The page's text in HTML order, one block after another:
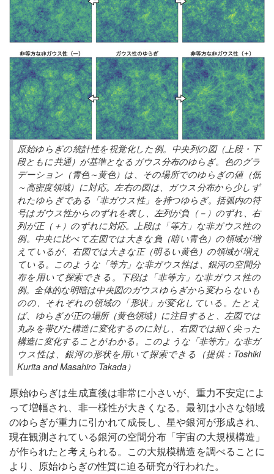
原始ゆらぎの統計性を視覚化した例。中央列の図（上段・下
段ともに共通）が基準となるガウス分布のゆらぎ。色のグラ
デーション（青色～黄色）は、その場所でのゆらぎの値（低
～高密度領域）に対応。左右の図は、ガウス分布から少しず
れたゆらぎである「非ガウス性」を持つゆらぎ。括弧内の符
号はガウス性からのずれを表し、左列が負（－）のずれ、右
列が正（＋）のずれに対応。上段は「等方」な非ガウス性の
例。中央に比べて左図では大きな負（暗い青色）の領域が増
えているが、右図では大きな正（明るい黄色）の領域が増え
ている。このような「等方」な非ガウス性は、銀河の空間分
布を用いて探索できる。下段は「非等方」な非ガウス性の
例。全体的な明暗は中央図のガウスゆらぎから変わらないも
のの、それぞれの領域の「形状」が変化している。たとえ
ば、ゆらぎが正の場所（黄色領域）に注目すると、左図では
丸みを帯びた構造に変化するのに対し、右図では細く尖った
構造に変化することがわかる。このような「非等方」な非ガ
ウス性は、銀河の形状を用いて探索できる（提供：Toshiki
Kurita and Masahiro Takada）
原始ゆらぎは生成直後は非常に小さいが、重力不安定によ
って増幅され、非一様性が大きくなる。最初は小さな領域
のゆらぎが重力に引かれて成長し、星や銀河が形成され、
現在観測されている銀河の空間分布「宇宙の大規模構造」
が作られたと考えられる。この大規模構造を調べることに
より、原始ゆらぎの性質に迫る研究が行われた。